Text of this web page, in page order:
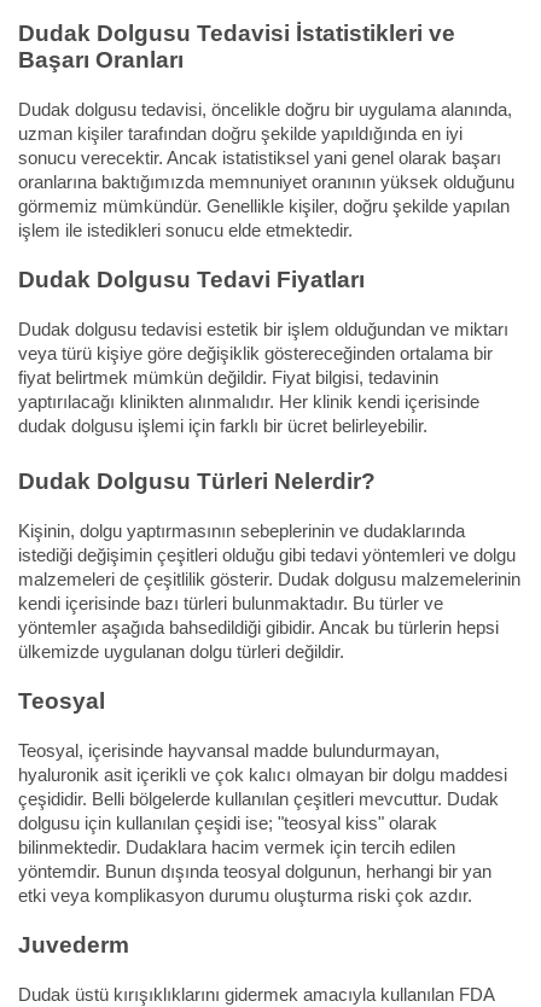
Dudak Dolgusu Tedavisi İstatistikleri ve
Başarı Oranları
Dudak dolgusu tedavisi, öncelikle doğru bir uygulama alanında,
uzman kişiler tarafından doğru şekilde yapıldığında en iyi
sonucu verecektir. Ancak istatistiksel yani genel olarak başarı
oranlarına baktığımızda memnuniyet oranının yüksek olduğunu
görmemiz mümkündür. Genellikle kişiler, doğru şekilde yapılan
işlem ile istedikleri sonucu elde etmektedir.
Dudak Dolgusu Tedavi Fiyatları
Dudak dolgusu tedavisi estetik bir işlem olduğundan ve miktarı
veya türü kişiye göre değişiklik göstereceğinden ortalama bir
fiyat belirtmek mümkün değildir. Fiyat bilgisi, tedavinin
yaptırılacağı klinikten alınmalıdır. Her klinik kendi içerisinde
dudak dolgusu işlemi için farklı bir ücret belirleyebilir.
Dudak Dolgusu Türleri Nelerdir?
Kişinin, dolgu yaptırmasının sebeplerinin ve dudaklarında
istediği değişimin çeşitleri olduğu gibi tedavi yöntemleri ve dolgu
malzemeleri de çeşitlilik gösterir. Dudak dolgusu malzemelerinin
kendi içerisinde bazı türleri bulunmaktadır. Bu türler ve
yöntemler aşağıda bahsedildiği gibidir. Ancak bu türlerin hepsi
ülkemizde uygulanan dolgu türleri değildir.
Teosyal
Teosyal, içerisinde hayvansal madde bulundurmayan,
hyaluronik asit içerikli ve çok kalıcı olmayan bir dolgu maddesi
çeşididir. Belli bölgelerde kullanılan çeşitleri mevcuttur. Dudak
dolgusu için kullanılan çeşidi ise; "teosyal kiss" olarak
bilinmektedir. Dudaklara hacim vermek için tercih edilen
yöntemdir. Bunun dışında teosyal dolgunun, herhangi bir yan
etki veya komplikasyon durumu oluşturma riski çok azdır.
Juvederm
Dudak üstü kırışıklıklarını gidermek amacıyla kullanılan FDA